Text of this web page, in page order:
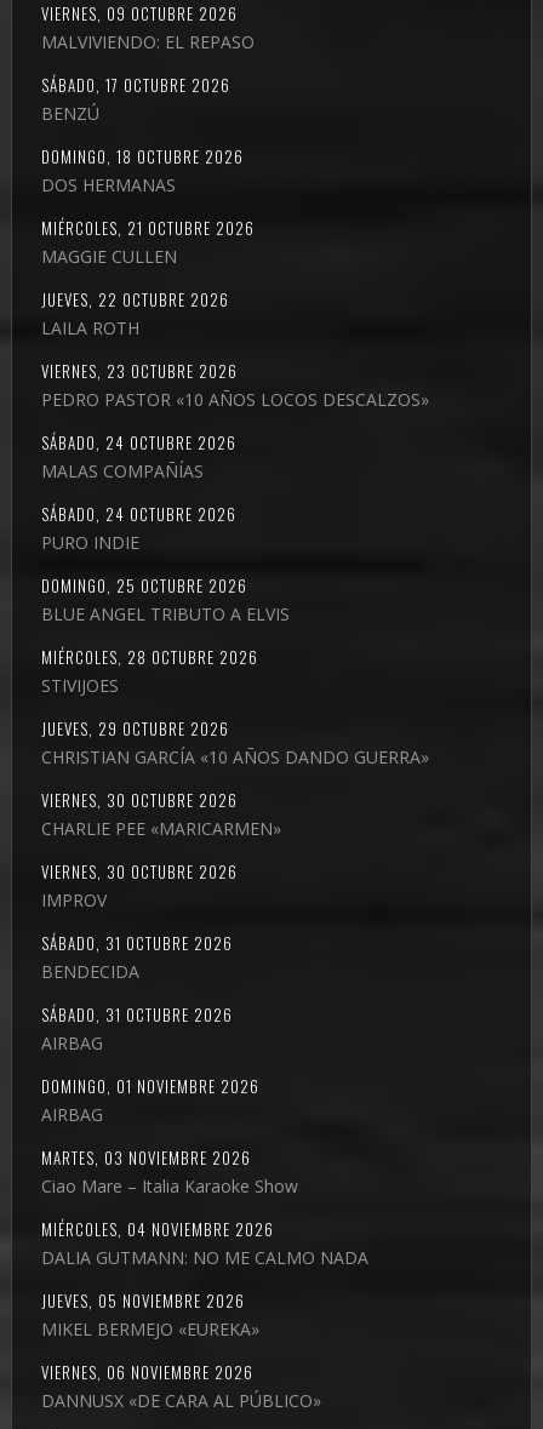
VIERNES, 09 OCTUBRE 2026
MALVIVIENDO: EL REPASO
SÁBADO, 17 OCTUBRE 2026
BENZÚ
DOMINGO, 18 OCTUBRE 2026
DOS HERMANAS
MIÉRCOLES, 21 OCTUBRE 2026
MAGGIE CULLEN
JUEVES, 22 OCTUBRE 2026
LAILA ROTH
VIERNES, 23 OCTUBRE 2026
PEDRO PASTOR «10 AÑOS LOCOS DESCALZOS»
SÁBADO, 24 OCTUBRE 2026
MALAS COMPAÑÍAS
SÁBADO, 24 OCTUBRE 2026
PURO INDIE
DOMINGO, 25 OCTUBRE 2026
BLUE ANGEL TRIBUTO A ELVIS
MIÉRCOLES, 28 OCTUBRE 2026
STIVIJOES
JUEVES, 29 OCTUBRE 2026
CHRISTIAN GARCÍA «10 AÑOS DANDO GUERRA»
VIERNES, 30 OCTUBRE 2026
CHARLIE PEE «MARICARMEN»
VIERNES, 30 OCTUBRE 2026
IMPROV
SÁBADO, 31 OCTUBRE 2026
BENDECIDA
SÁBADO, 31 OCTUBRE 2026
AIRBAG
DOMINGO, 01 NOVIEMBRE 2026
AIRBAG
MARTES, 03 NOVIEMBRE 2026
Ciao Mare – Italia Karaoke Show
MIÉRCOLES, 04 NOVIEMBRE 2026
DALIA GUTMANN: NO ME CALMO NADA
JUEVES, 05 NOVIEMBRE 2026
MIKEL BERMEJO «EUREKA»
VIERNES, 06 NOVIEMBRE 2026
DANNUSX «DE CARA AL PÚBLICO»